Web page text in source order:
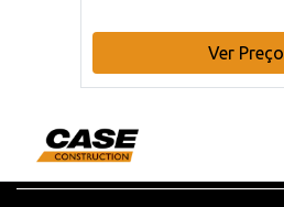
Ver Preço